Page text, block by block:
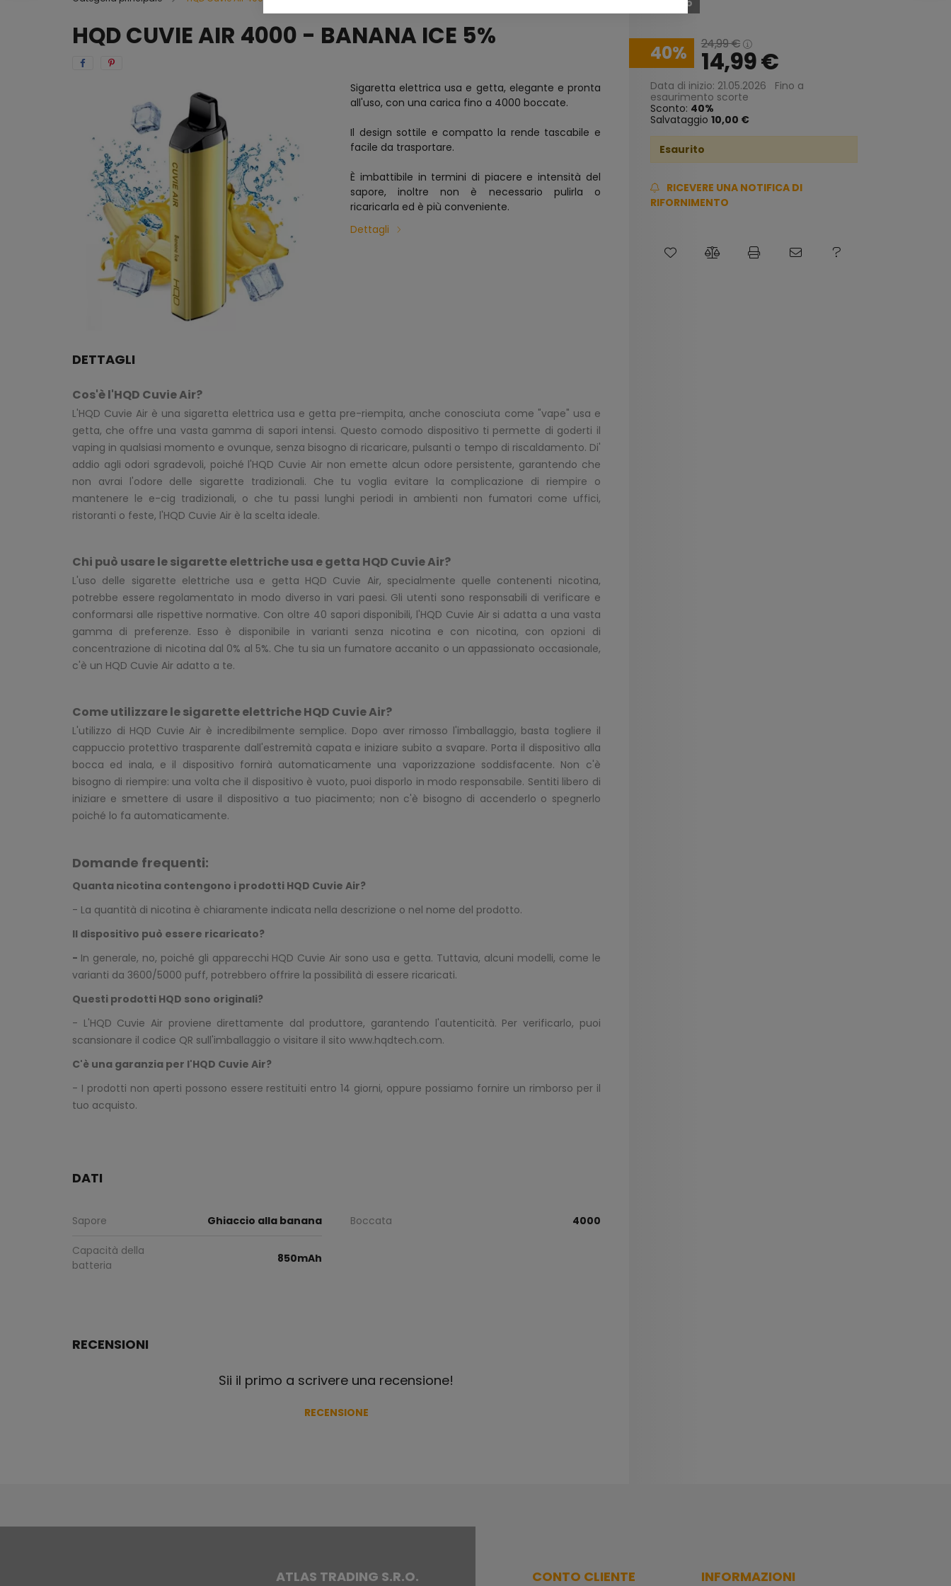
HQD CUVIE AIR 4000 - BANANA ICE 5%
Sigaretta elettrica usa e getta, elegante e pronta
all'uso, con una carica fino a 4000 boccate.
Il design sottile e compatto la rende tascabile e
facile da trasportare.
È imbattibile in termini di piacere e intensità del
sapore, inoltre non è necessario pulirla o
ricaricarla ed è più conveniente.
Dettagli
Esaurito
40 24,99€
14,99€
Data di inizio: 21.05.2026
Fino a
esaurimento scorte
Sconto: 40
Salvataggio 10,00 €
Esaurito
RICEVERE UNA NOTIFICA DI
RIFORNIMENTO
DETTAGLI
Cos'è l'HQD Cuvie Air?
L'HQD Cuvie Air è una sigaretta elettrica usa e getta pre-riempita, anche conosciuta come "vape" usa e
getta, che offre una vasta gamma di sapori intensi. Questo comodo dispositivo ti permette di goderti il
vaping in qualsiasi momento e ovunque, senza bisogno di ricaricare, pulsanti o tempo di riscaldamento. Di'
addio agli odori sgradevoli, poiché l'HQD Cuvie Air non emette alcun odore persistente, garantendo che
non avrai l'odore delle sigarette tradizionali. Che tu voglia evitare la complicazione di riempire o
mantenere le e-cig tradizionali, o che tu passi lunghi periodi in ambienti non fumatori come uffici,
ristoranti o feste, l'HQD Cuvie Air è la scelta ideale.
Chi può usare le sigarette elettriche usa e getta HQD Cuvie Air?
L'uso delle sigarette elettriche usa e getta HQD Cuvie Air, specialmente quelle contenenti nicotina,
potrebbe essere regolamentato in modo diverso in vari paesi. Gli utenti sono responsabili di verificare e
conformarsi alle rispettive normative. Con oltre 40 sapori disponibili, l'HQD Cuvie Air si adatta a una vasta
gamma di preferenze. Esso è disponibile in varianti senza nicotina e con nicotina, con opzioni di
concentrazione di nicotina dal 0% al 5%. Che tu sia un fumatore accanito o un appassionato occasionale,
c'è un HQD Cuvie Air adatto a te.
Come utilizzare le sigarette elettriche HQD Cuvie Air?
L'utilizzo di HQD Cuvie Air è incredibilmente semplice. Dopo aver rimosso l'imballaggio, basta togliere il
cappuccio protettivo trasparente dall'estremità capata e iniziare subito a svapare. Porta il dispositivo alla
bocca ed inala, e il dispositivo fornirà automaticamente una vaporizzazione soddisfacente. Non c'è
bisogno di riempire: una volta che il dispositivo è vuoto, puoi disporlo in modo responsabile. Sentiti libero di
iniziare e smettere di usare il dispositivo a tuo piacimento; non c'è bisogno di accenderlo o spegnerlo
poiché lo fa automaticamente.
Domande frequenti:
Quanta nicotina contengono i prodotti HQD Cuvie Air?
- La quantità di nicotina è chiaramente indicata nella descrizione o nel nome del prodotto.
Il dispositivo può essere ricaricato?
- In generale, no, poiché gli apparecchi HQD Cuvie Air sono usa e getta. Tuttavia, alcuni modelli, come le
varianti da 3600/5000 puff, potrebbero offrire la possibilità di essere ricaricati.
Questi prodotti HQD sono originali?
- L'HQD Cuvie Air proviene direttamente dal produttore, garantendo l'autenticità. Per verificarlo, puoi
scansionare il codice QR sull'imballaggio o visitare il sito www.hqdtech.com.
C'è una garanzia per l'HQD Cuvie Air?
- I prodotti non aperti possono essere restituiti entro 14 giorni, oppure possiamo fornire un rimborso per il
tuo acquisto.
DATI
Sapore Ghiaccio alla banana Boccata 4000
Capacità della
batteria
850mAh
RECENSIONI
Sii il primo a scrivere una recensione!
RECENSIONE
ATLAS TRADING S.R.O. CONTO CLIENTE INFORMAZIONI